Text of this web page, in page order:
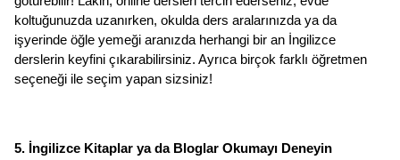
koltuğunuzda uzanırken, okulda ders aralarınızda ya da
işyerinde öğle yemeği aranızda herhangi bir an İngilizce
derslerin keyfini çıkarabilirsiniz. Ayrıca birçok farklı öğretmen
seçeneği ile seçim yapan sizsiniz!
5. İngilizce Kitaplar ya da Bloglar Okumayı Deneyin